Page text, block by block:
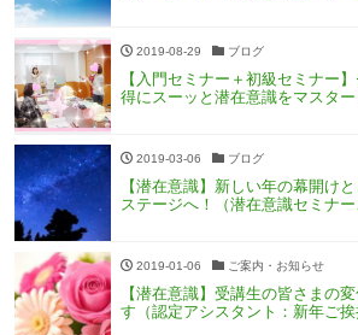
2019-08-29 ブログ
【入門セミナー＋初級セミナー
得にスーッと潜在意識をマスター
2019-03-06 ブログ
【潜在意識】新しい年の幕開け
ステージへ！（潜在意識セミナー
2019-01-06 ご案内・お知らせ
【潜在意識】受講生の皆さまの
す（認定アシスタント：新年ご挨